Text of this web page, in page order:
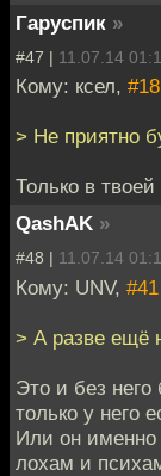
Гаруспик »
#47 | 11.07.14
Кому: ксел, #18
> Не приятно
Только в
QashAK »
#48 | 11.07.14
Кому: UNV, #41
> А разве ещё
Это и без
только у него
Или он именно
лохам и